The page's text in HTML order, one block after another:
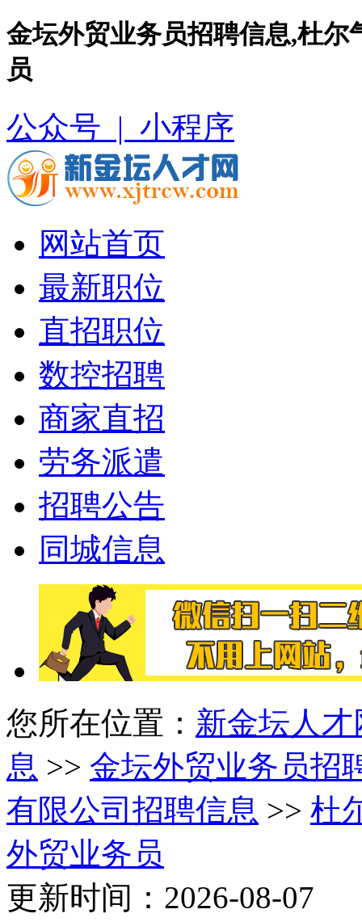
金坛外贸业务员招聘信息,杜
员
公众号 | 小程序
网站首页
最新职位
直招职位
数控招聘
商家直招
劳务派遣
招聘公告
同城信息
您所在位置： 新金坛人才
息 >> 金坛外贸业务员招
有限公司招聘信息 >> 杜
外贸业务员
更新时间：2026-08-07